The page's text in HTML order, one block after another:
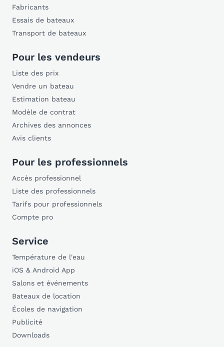
Fabricants
Essais de bateaux
Transport de bateaux
Pour les vendeurs
Liste des prix
Vendre un bateau
Estimation bateau
Modèle de contrat
Archives des annonces
Avis clients
Pour les professionnels
Accès professionnel
Liste des professionnels
Tarifs pour professionnels
Compte pro
Service
Température de l'eau
iOS & Android App
Salons et événements
Bateaux de location
Écoles de navigation
Publicité
Downloads